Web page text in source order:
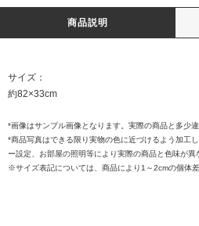
商品説明
サイズ：
約82×33cm
*画像はサンプル画像となります。実際の商品と多少
*商品写真はできる限り実物の色に近づけるよう加工
ー設定、お部屋の照明等により実際の商品と色味が異
※サイズ表記については、商品により1～2cmの個体